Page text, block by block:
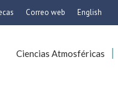
Correo web English
Ciencias Atmosféricas